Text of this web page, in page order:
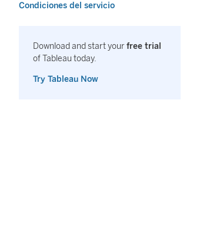
Condiciones del servicio
Download and start yourfree trial
of Tableau today.
Try Tableau Now